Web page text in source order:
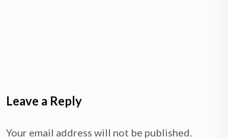
Leave a Reply
Your email address will not be published.